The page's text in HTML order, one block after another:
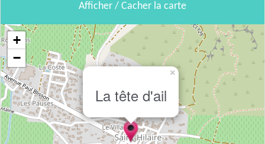
Afficher / Cacher la carte
La tête d'ail
×
+
−